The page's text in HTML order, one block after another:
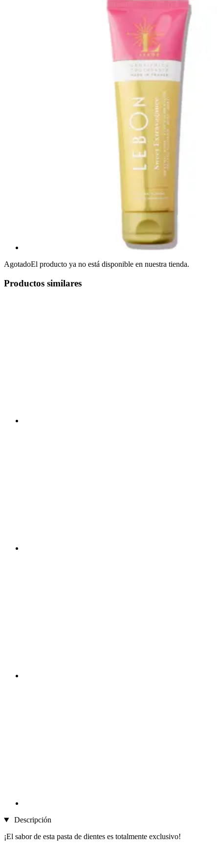
AgotadoEl producto ya no está disponible en nuestra tienda.
Productos similares
Descripción
¡El sabor de esta pasta de dientes es totalmente exclusivo!